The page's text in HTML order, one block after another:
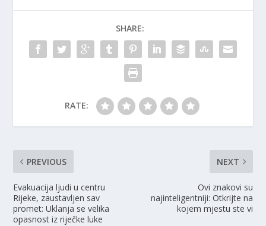
SHARE:
RATE:
PREVIOUS
Evakuacija ljudi u centru
Rijeke, zaustavljen sav
promet: Uklanja se velika
opasnost iz riječke luke
NEXT
Ovi znakovi su
najinteligentniji: Otkrijte na
kojem mjestu ste vi